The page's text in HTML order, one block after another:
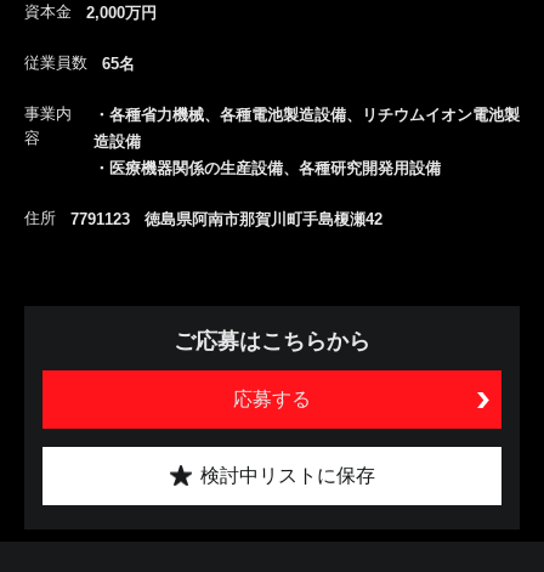
資本金 2,000万円
従業員数 65名
事業内
容
・各種省力機械、各種電池製造設備、リチウムイオン電池製
造設備
・医療機器関係の生産設備、各種研究開発用設備
住所 7791123 徳島県阿南市那賀川町手島榎瀬42
ご応募はこちらから
応募する
検討中リストに保存